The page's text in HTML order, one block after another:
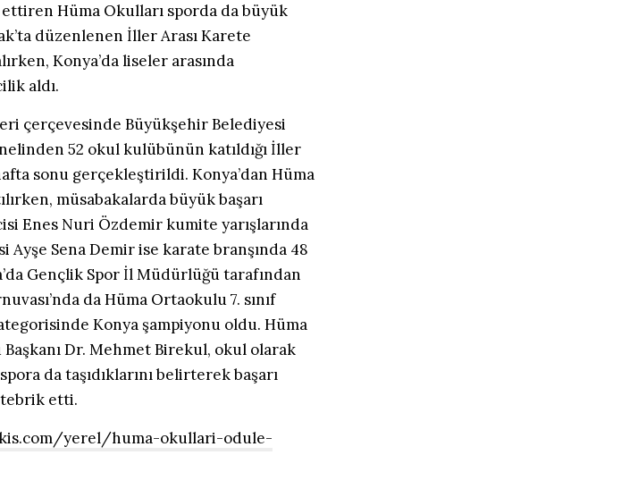
ettiren Hüma Okulları sporda da büyük
düzenlenen İller Arası Karete
Konya’da liseler arasında
aldı.
çerçevesinde Büyükşehir Belediyesi
52 okul kulübünün katıldığı İller
sonu gerçekleştirildi. Konya’dan Hüma
müsabakalarda büyük başarı
Enes Nuri Özdemir kumite yarışlarında
Ayşe Sena Demir ise karate branşında 48
Gençlik Spor İl Müdürlüğü tarafından
da Hüma Ortaokulu 7. sınıf
Konya şampiyonu oldu. Hüma
Dr. Mehmet Birekul, okul olarak
da taşıdıklarını belirterek başarı
etti.
yerel/huma-okullari-odule-